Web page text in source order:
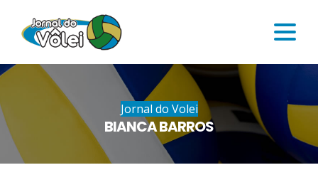
Jornal do Volei
BIANCA BARROS